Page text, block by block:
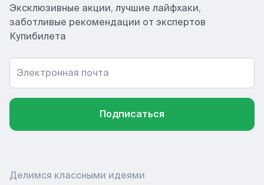
Эксклюзивные акции, лучшие лайфхаки,
заботливые рекомендации от экспертов
Купибилета
Электронная почта
Подписаться
Делимся классными идеями